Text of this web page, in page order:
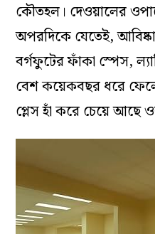
কৌতহল। দেওয়ালের
অপরদিকে যেতেই,
বর্গফুটের ফাঁকা স্পেস,
বেশ কয়েকবছর ধরে
প্লেস হাঁ করে চেয়ে আছে